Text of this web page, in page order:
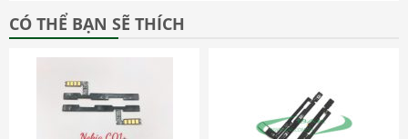
CÓ THỂ BẠN SẼ THÍCH